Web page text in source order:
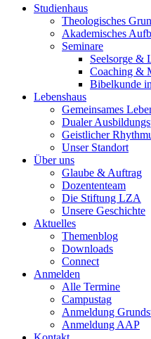
Studienhaus
Theologisches
Akademisches
Seminare
Seelsorge &
Coaching &
Bibelkunde
Lebenshaus
Gemeinsames
Dualer
Geistlicher
Unser Standort
Über uns
Glaube & Auftrag
Dozententeam
Die Stiftung LZA
Unsere Geschichte
Aktuelles
Themenblog
Downloads
Connect
Anmelden
Alle Termine
Campustag
Anmeldung
Anmeldung AAP